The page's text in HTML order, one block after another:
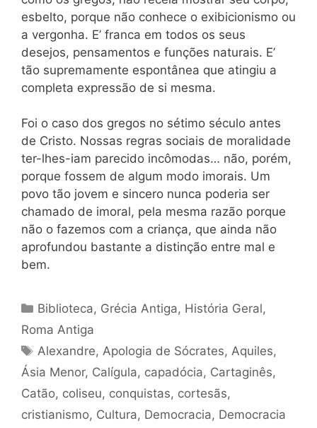
esbelto, porque não conhece o exibicionismo ou
a vergonha. E’ franca em todos os seus
desejos, pensamentos e funções naturais. E’
tão supremamente espontânea que atingiu a
completa expressão de si mesma.
Foi o caso dos gregos no sétimo século antes
de Cristo. Nossas regras sociais de moralidade
ter-lhes-iam parecido incômodas… não, porém,
porque fossem de algum modo imorais. Um
povo tão jovem e sincero nunca poderia ser
chamado de imoral, pela mesma razão porque
não o fazemos com a criança, que ainda não
aprofundou bastante a distinção entre mal e
bem.
Categorias
Biblioteca, Grécia Antiga, História Geral,
Roma Antiga
Tags
Alexandre,Apologia de Sócrates,Aquiles,
Ásia Menor, Calígula, capadócia, Cartaginês,
Catão, coliseu, conquistas, cortesãs,
cristianismo, Cultura, Democracia, Democracia